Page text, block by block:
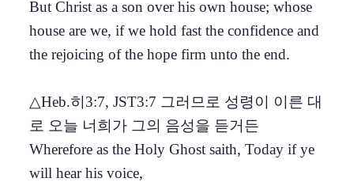
But Christ as a son over his own house; whose
house are we, if we hold fast the confidence and
the rejoicing of the hope firm unto the end.
△Heb.히3:7, JST3:7 그러므로 성령이 이른 대
로 오늘 너희가 그의 음성을 듣거든
Wherefore as the Holy Ghost saith, Today if ye
will hear his voice,